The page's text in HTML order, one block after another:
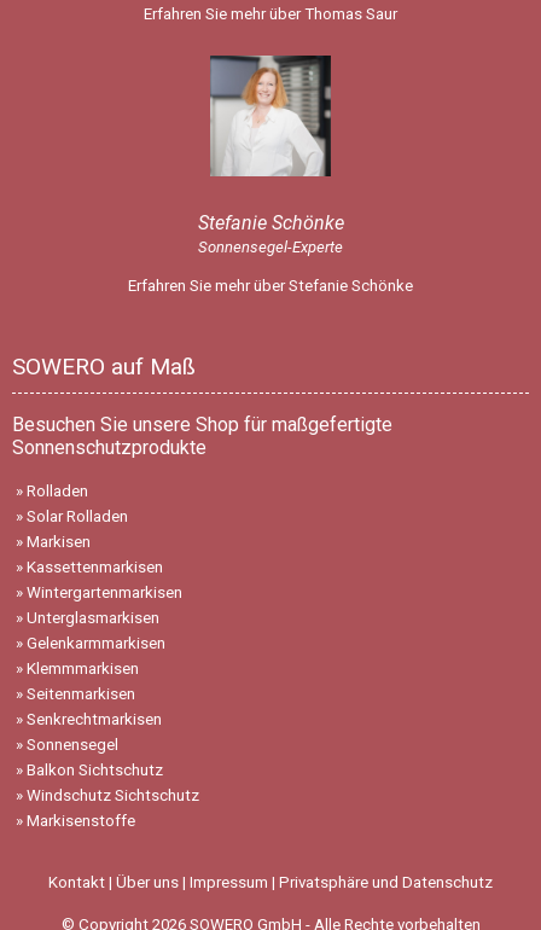
Erfahren Sie mehr über Thomas Saur
Stefanie Schönke
Sonnensegel-Experte
Erfahren Sie mehr über Stefanie Schönke
SOWERO auf Maß
Besuchen Sie unsere Shop für maßgefertigte
Sonnenschutzprodukte
» Rolladen
» Solar Rolladen
» Markisen
» Kassettenmarkisen
» Wintergartenmarkisen
» Unterglasmarkisen
» Gelenkarmmarkisen
» Klemmmarkisen
» Seitenmarkisen
» Senkrechtmarkisen
» Sonnensegel
» Balkon Sichtschutz
» Windschutz Sichtschutz
» Markisenstoffe
Kontakt | Über uns | Impressum | Privatsphäre und Datenschutz
© Copyright 2026 SOWERO GmbH - Alle Rechte vorbehalten